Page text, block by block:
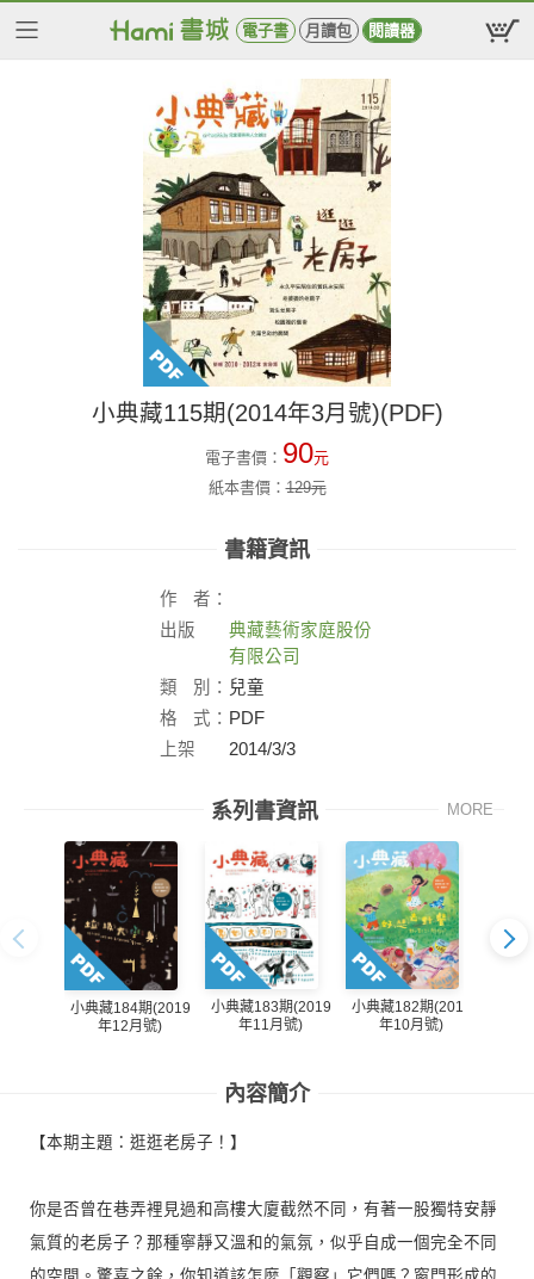
電子書 月讀包 閱讀器
小典藏115期(2014年3月號)(PDF)
電子書價： 90元
紙本書價：129元
書籍資訊
作
者：
出版
典藏藝術家庭股份
有限公司
類
別： 兒童
格
式： PDF
上架
2014/3/3
系列書資訊 MORE
小典藏184期(2019
年12月號)
小典藏183期(2019
年11月號)
小典藏182期(2019
年10月號)
內容簡介
【本期主題：逛逛老房子！】
你是否曾在巷弄裡見過和高樓大廈截然不同，有著一股獨特安靜
氣質的老房子？那種寧靜又溫和的氣氛，似乎自成一個完全不同